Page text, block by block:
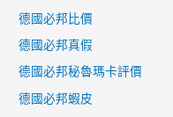
德國必邦比價
德國必邦真假
德國必邦秘魯瑪卡評價
德國必邦蝦皮